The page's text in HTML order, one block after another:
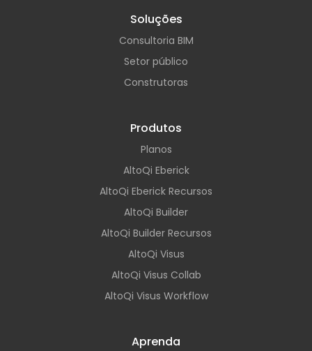
Soluções
Consultoria BIM
Setor público
Construtoras
Produtos
Planos
AltoQi Eberick
AltoQi Eberick Recursos
AltoQi Builder
AltoQi Builder Recursos
AltoQi Visus
AltoQi Visus Collab
AltoQi Visus Workflow
Aprenda